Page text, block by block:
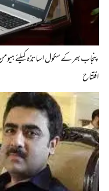
پنجاب بھر کے سکول اساتذہ کیلئے
افتتاح